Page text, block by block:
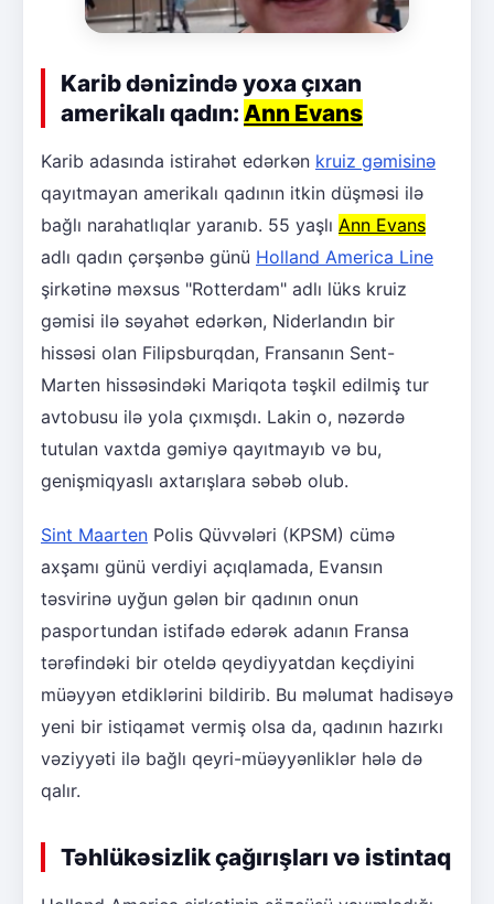
Karib dənizində yoxa çıxan
amerikalı qadın: Ann Evans
Karib adasında istirahət edərkən kruiz gəmisinə
qayıtmayan amerikalı qadının itkin düşməsi ilə
bağlı narahatlıqlar yaranıb. 55 yaşlı Ann Evans
adlı qadın çərşənbə günü Holland America Line
şirkətinə məxsus "Rotterdam" adlı lüks kruiz
gəmisi ilə səyahət edərkən, Niderlandın bir
hissəsi olan Filipsburqdan, Fransanın Sent-
Marten hissəsindəki Mariqota təşkil edilmiş tur
avtobusu ilə yola çıxmışdı. Lakin o, nəzərdə
tutulan vaxtda gəmiyə qayıtmayıb və bu,
genişmiqyaslı axtarışlara səbəb olub.
Sint Maarten Polis Qüvvələri (KPSM) cümə
axşamı günü verdiyi açıqlamada, Evansın
təsvirinə uyğun gələn bir qadının onun
pasportundan istifadə edərək adanın Fransa
tərəfindəki bir oteldə qeydiyyatdan keçdiyini
müəyyən etdiklərini bildirib. Bu məlumat hadisəyə
yeni bir istiqamət vermiş olsa da, qadının hazırkı
vəziyyəti ilə bağlı qeyri-müəyyənliklər hələ də
qalır.
Təhlükəsizlik çağırışları və istintaq